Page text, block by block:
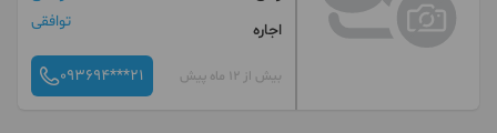
اجاره
توافقی
بیش از 12 ماه پیش 093694***21